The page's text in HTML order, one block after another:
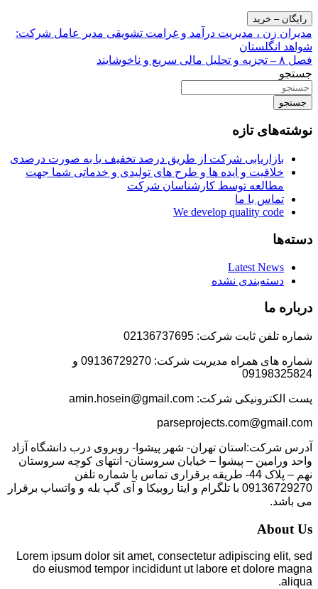
رایگان – خرید
راهبری
نوشته
مدیران زن ، مدیریت درآمد و غرامت تشویقی مدیر عامل شرکت:
شواهد انگلستان
فصل ۸ – تجزیه و تحلیل مالی سریع و ناخوشایند
جستجو
جستجو
نوشته‌های تازه
بازاریابی شرکت از طریق درصد تخفیف یا به صورت درصدی
خلاقیت و ایده ها و طرح های تولیدی و خدماتی شما جهت
مطالعه توسط کارشناسان شرکت
تماس با ما
We develop quality code
دسته‌ها
Latest News
دسته‌بندی نشده
درباره ما
شماره تلفن ثابت شرکت: 02136737695
شماره های همراه مدیریت شرکت: 09136729270 و
09198325824
پست الکترونیکی شرکت: amin.hosein@gmail.com
parseprojects.com@gmail.com
آدرس شرکت:استان تهران- شهر پیشوا- روبروی درب دانشگاه آزاد
واحد ورامین – پیشوا – خیابان سروستان- انتهای کوچه سروستان
نهم – پلاک 44- طریقه برقراری تماس با شماره تلفن
09136729270 با تلگرام و ایتا روبیکا و آی گپ بله و واتساپ برقرار
می باشد.
About Us
Lorem ipsum dolor sit amet, consectetur adipiscing elit, sed
do eiusmod tempor incididunt ut labore et dolore magna
aliqua.